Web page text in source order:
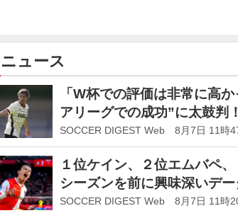
ニュース
「W杯での評価は非常に高
アリーグでの成功”に太鼓判
来、最高の日本人」「もっ
SOCCER DIGEST Web 8月7日 11時
１位ケイン、２位エムバペ
シーズンを前に興味深いデ
SOCCER DIGEST Web 8月7日 11時